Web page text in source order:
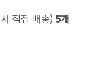
직접 배송) 5개